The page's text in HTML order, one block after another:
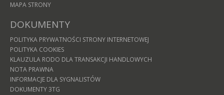
MAPA STRONY
DOKUMENTY
POLITYKA PRYWATNOŚCI STRONY INTERNETOWEJ
POLITYKA COOKIES
KLAUZULA RODO DLA TRANSAKCJI HANDLOWYCH
NOTA PRAWNA
INFORMACJE DLA SYGNALISTÓW
DOKUMENTY 3TG